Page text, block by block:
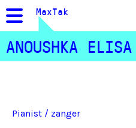
MaxTak
ANOUSHKA
Pianist / zanger